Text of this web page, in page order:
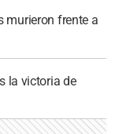
murieron frente a
la victoria de